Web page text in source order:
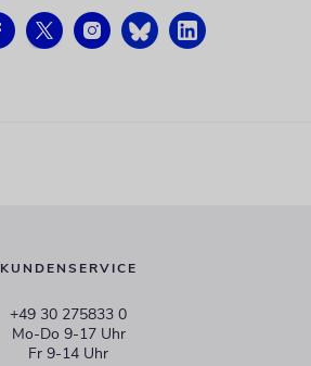
KUNDENSERVICE
+49 30 275833 0
Mo-Do 9-17 Uhr
Fr 9-14 Uhr